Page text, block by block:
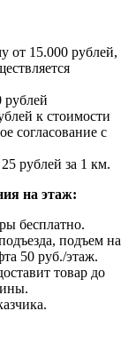
от 15.000 рублей,
рублей
к стоимости
согласование с
рублей за 1 км.
на этаж:
бесплатно.
подъем на
50 руб./этаж.
товар до